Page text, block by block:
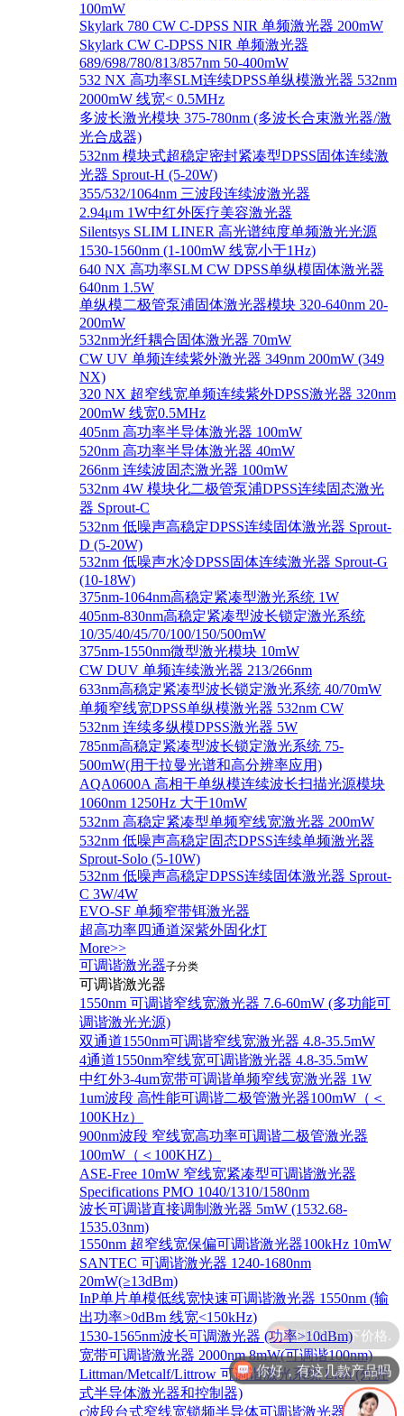
100mW
Skylark 780 CW C-DPSS NIR 单频激光器 200mW
Skylark CW C-DPSS NIR 单频激光器
689/698/780/813/857nm 50-400mW
532 NX 高功率SLM连续DPSS单纵模激光器 532nm
2000mW 线宽< 0.5MHz
多波长激光模块 375-780nm (多波长合束激光器/激
光合成器)
532nm 模块式超稳定密封紧凑型DPSS固体连续激
光器 Sprout-H (5-20W)
355/532/1064nm 三波段连续波激光器
2.94μm 1W中红外医疗美容激光器
Silentsys SLIM LINER 高光谱纯度单频激光光源
1530-1560nm (1-100mW 线宽小于1Hz)
640 NX 高功率SLM CW DPSS单纵模固体激光器
640nm 1.5W
单纵模二极管泵浦固体激光器模块 320-640nm 20-
200mW
532nm光纤耦合固体激光器 70mW
CW UV 单频连续紫外激光器 349nm 200mW (349
NX)
320 NX 超窄线宽单频连续紫外DPSS激光器 320nm
200mW 线宽0.5MHz
405nm 高功率半导体激光器 100mW
520nm 高功率半导体激光器 40mW
266nm 连续波固态激光器 100mW
532nm 4W 模块化二极管泵浦DPSS连续固态激光
器 Sprout-C
532nm 低噪声高稳定DPSS连续固体激光器 Sprout-
D (5-20W)
532nm 低噪声水冷DPSS固体连续激光器 Sprout-G
(10-18W)
375nm-1064nm高稳定紧凑型激光系统 1W
405nm-830nm高稳定紧凑型波长锁定激光系统
10/35/40/45/70/100/150/500mW
375nm-1550nm微型激光模块 10mW
CW DUV 单频连续激光器 213/266nm
633nm高稳定紧凑型波长锁定激光系统 40/70mW
单频窄线宽DPSS单纵模激光器 532nm CW
532nm 连续多纵模DPSS激光器 5W
785nm高稳定紧凑型波长锁定激光系统 75-
500mW(用于拉曼光谱和高分辨率应用)
AQA0600A 高相干单纵模连续波长扫描光源模块
1060nm 1250Hz 大于10mW
532nm 高稳定紧凑型单频窄线宽激光器 200mW
532nm 低噪声高稳定固态DPSS连续单频激光器
Sprout‐Solo (5-10W)
532nm 低噪声高稳定DPSS连续固体激光器 Sprout-
C 3W/4W
EVO-SF 单频窄带铒激光器
超高功率四通道深紫外固化灯
More>>
可调谐激光器子分类
可调谐激光器
1550nm 可调谐窄线宽激光器 7.6-60mW (多功能可
调谐激光光源)
双通道1550nm可调谐窄线宽激光器 4.8-35.5mW
4通道1550nm窄线宽可调谐激光器 4.8-35.5mW
中红外3-4um宽带可调谐单频窄线宽激光器 1W
1um波段 高性能可调谐二极管激光器100mW（＜
100KHz）
900nm波段 窄线宽高功率可调谐二极管激光器
100mW（＜100KHZ）
ASE-Free 10mW 窄线宽紧凑型可调谐激光器
Specifications PMO 1040/1310/1580nm
波长可调谐直接调制激光器 5mW (1532.68-
1535.03nm)
1550nm 超窄线宽保偏可调谐激光器100kHz 10mW
SANTEC 可调谐激光器 1240-1680nm
20mW(≥13dBm)
InP单片单模低线宽快速可调谐激光器 1550nm (输
出功率>0dBm 线宽<150kHz)
1530-1565nm波长可调激光器 (功率>10dBm)
宽带可调谐激光器 2000nm 8mW(可调谐100nm)
Littman/Metcalf/Littrow 可调谐激光系统 Lion (外腔
式半导体激光器和控制器)
c波段台式窄线宽锁频半导体可调谐激光器 1528-
你好，有这几款产品吗